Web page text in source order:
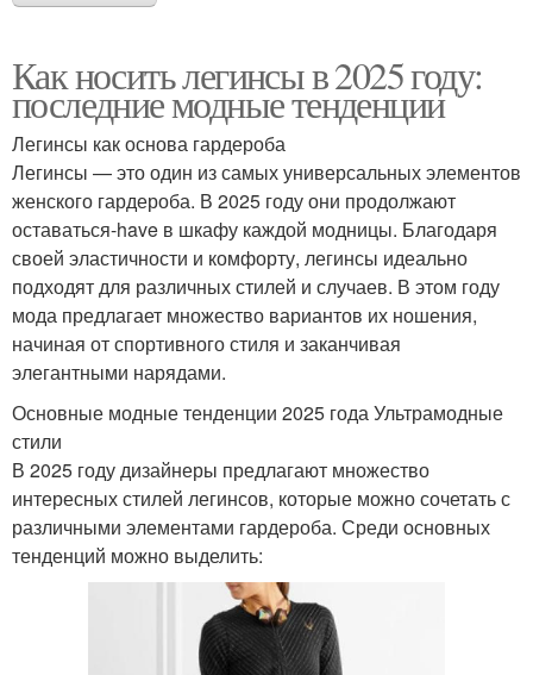
Как носить легинсы в 2025 году:
последние модные тенденции
Легинсы как основа гардероба
Легинсы — это один из самых универсальных элементов
женского гардероба. В 2025 году они продолжают
оставаться-have в шкафу каждой модницы. Благодаря
своей эластичности и комфорту, легинсы идеально
подходят для различных стилей и случаев. В этом году
мода предлагает множество вариантов их ношения,
начиная от спортивного стиля и заканчивая
элегантными нарядами.
Основные модные тенденции 2025 года Ультрамодные
стили
В 2025 году дизайнеры предлагают множество
интересных стилей легинсов, которые можно сочетать с
различными элементами гардероба. Среди основных
тенденций можно выделить: